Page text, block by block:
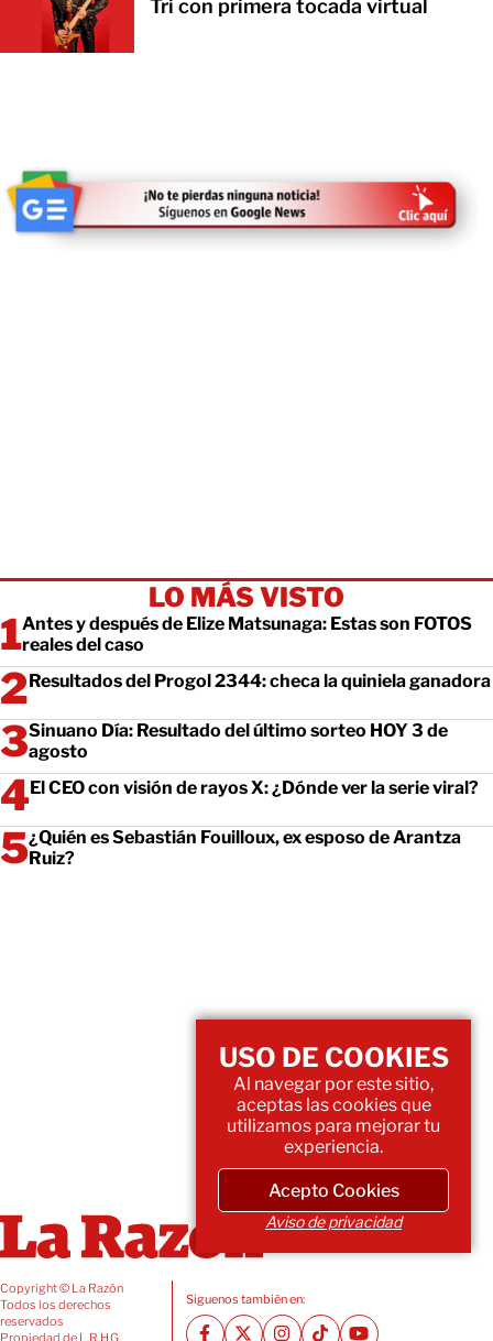
Tri con primera tocada virtual
LO MÁS VISTO
Antes y después de Elize Matsunaga: Estas son FOTOS
reales del caso
Resultados del Progol 2344: checa la quiniela ganadora
Sinuano Día: Resultado del último sorteo HOY 3 de
agosto
El CEO con visión de rayos X: ¿Dónde ver la serie viral?
¿Quién es Sebastián Fouilloux, ex esposo de Arantza
Ruiz?
Copyright © La Razón
Todos los derechos
reservados
Siguenos también en:
USO DE COOKIES
Al navegar por este sitio,
aceptas las cookies que
utilizamos para mejorar tu
experiencia.
Acepto Cookies
Aviso de privacidad